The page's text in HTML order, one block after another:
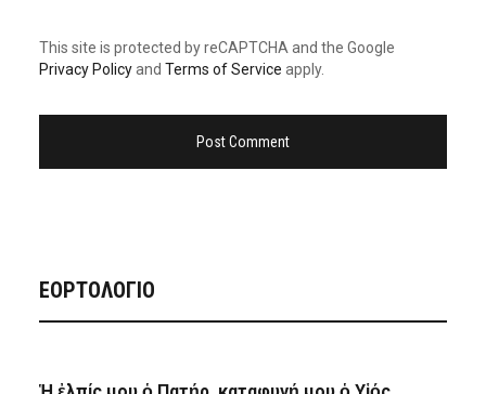
This site is protected by reCAPTCHA and the Google
Privacy Policyand Terms of Service apply.
ΕΟΡΤΟΛΟΓΙΟ